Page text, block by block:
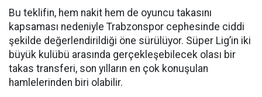
Bu teklifin, hem nakit hem de oyuncu takasını
kapsaması nedeniyle Trabzonspor cephesinde ciddi
şekilde değerlendirildiği öne sürülüyor. Süper Lig’in iki
büyük kulübü arasında gerçekleşebilecek olası bir
takas transferi, son yılların en çok konuşulan
hamlelerinden biri olabilir.